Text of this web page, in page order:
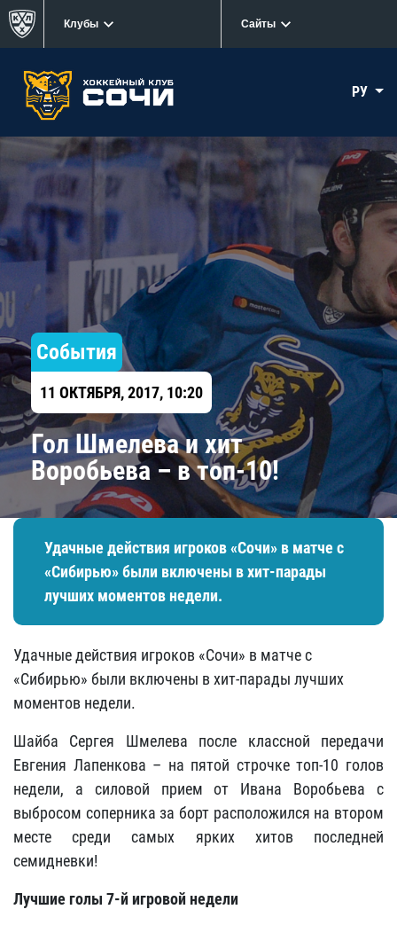
Клубы Сайты
РУ
События
11 ОКТЯБРЯ, 2017, 10:20
Гол Шмелева и хит
Воробьева – в топ-10!
Удачные действия игроков «Сочи» в матче с
«Сибирью» были включены в хит-парады
лучших моментов недели.
Удачные действия игроков «Сочи» в матче с
«Сибирью» были включены в хит-парады лучших
моментов недели.
Шайба Сергея Шмелева после классной передачи
Евгения Лапенкова – на пятой строчке топ-10 голов
недели, а силовой прием от Ивана Воробьева с
выбросом соперника за борт расположился на втором
месте среди самых ярких хитов последней
семидневки!
Лучшие голы 7-й игровой недели